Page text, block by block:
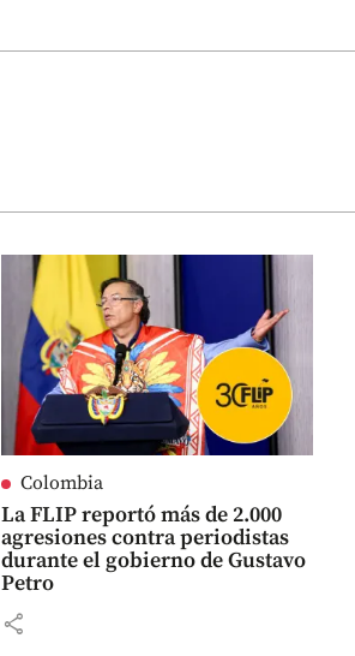
Colombia
La FLIP reportó más de 2.000
agresiones contra periodistas
durante el gobierno de Gustavo
Petro
share